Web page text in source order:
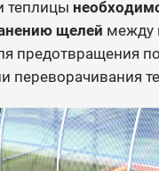
теплицы
щелей между
предотвращения
переворачивания